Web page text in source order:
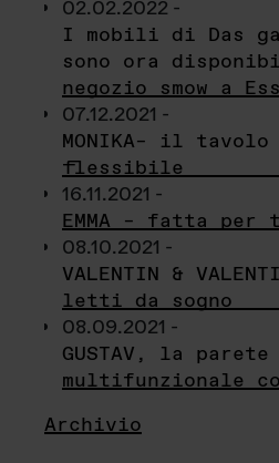
02.02.2022 -
I mobili di Das
sono ora
negozio smow a
07.12.2021 -
MONIKA– il tavolo
flessibile
16.11.2021 -
EMMA – fatta
08.10.2021 -
VALENTIN &
letti da sogno
08.09.2021 -
GUSTAV, la parete
multifunzionale
Archivio